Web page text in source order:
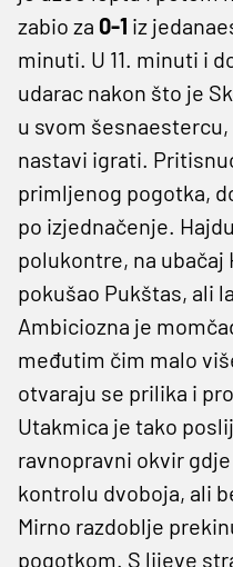
zabio za 0-1 iz
minuti. U 11. minuti i
udarac nakon što je
u svom
nastavi igrati.
primljenog pogotka,
po izjednačenje.
polukontre, na ubačaj
pokušao Pukštas, ali
Ambiciozna je
međutim čim malo
otvaraju se prilika i
Utakmica je tako
ravnopravni okvir
kontrolu dvoboja, ali
Mirno razdoblje
pogotkom. S lijeve